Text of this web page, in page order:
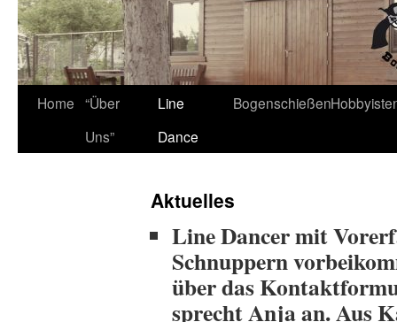
Skip
Home “Über
Uns”
Line
Dance
Bogenschießen
Aktuelles
Line Dancer mit
Schnuppern
über das
sprecht Anja an. Aus